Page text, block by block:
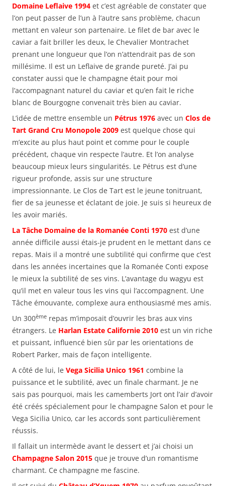
Domaine Leflaive 1994 et c’est agréable de constater que
l’on peut passer de l’un à l’autre sans problème, chacun
mettant en valeur son partenaire. Le filet de bar avec le
caviar a fait briller les deux, le Chevalier Montrachet
prenant une longueur que l’on n’attendrait pas de son
millésime. Il est un Leflaive de grande pureté. J’ai pu
constater aussi que le champagne était pour moi
l’accompagnant naturel du caviar et qu’en fait le riche
blanc de Bourgogne convenait très bien au caviar.
L’idée de mettre ensemble un Pétrus 1976 avec un Clos de
Tart Grand Cru Monopole 2009 est quelque chose qui
m’excite au plus haut point et comme pour le couple
précédent, chaque vin respecte l’autre. Et l’on analyse
beaucoup mieux leurs singularités. Le Pétrus est d’une
rigueur profonde, assis sur une structure
impressionnante. Le Clos de Tart est le jeune tonitruant,
fier de sa jeunesse et éclatant de joie. Je suis si heureux de
les avoir mariés.
La Tâche Domaine de la Romanée Conti 1970 est d’une
année difficile aussi étais-je prudent en le mettant dans ce
repas. Mais il a montré une subtilité qui confirme que c’est
dans les années incertaines que la Romanée Conti expose
le mieux la subtilité de ses vins. L’avantage du wagyu est
qu’il met en valeur tous les vins qui l’accompagnent. Une
Tâche émouvante, complexe aura enthousiasmé mes amis.
Un 300ème repas m’imposait d’ouvrir les bras aux vins
étrangers. Le Harlan Estate Californie 2010 est un vin riche
et puissant, influencé bien sûr par les orientations de
Robert Parker, mais de façon intelligente.
A côté de lui, le Vega Sicilia Unico 1961 combine la
puissance et le subtilité, avec un finale charmant. Je ne
sais pas pourquoi, mais les camemberts Jort ont l’air d’avoir
été créés spécialement pour le champagne Salon et pour le
Vega Sicilia Unico, car les accords sont particulièrement
réussis.
Il fallait un intermède avant le dessert et j’ai choisi un
Champagne Salon 2015 que je trouve d’un romantisme
charmant. Ce champagne me fascine.